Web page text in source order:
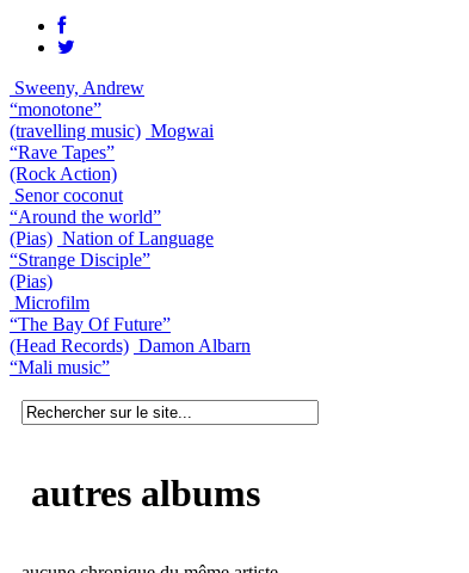
Sweeny, Andrew
“monotone”
(travelling music) Mogwai
“Rave Tapes”
(Rock Action)
Senor coconut
“Around the world”
(Pias) Nation of Language
“Strange Disciple”
(Pias)
Microfilm
“The Bay Of Future”
(Head Records) Damon Albarn
“Mali music”
autres albums